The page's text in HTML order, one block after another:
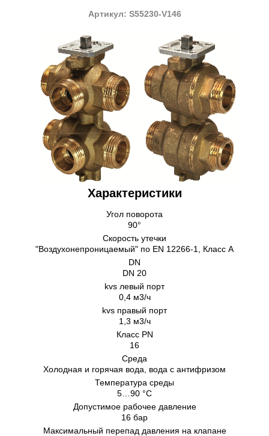
Артикул: S55230-V146
Характеристики
Угол поворота
90°
Скорость утечки
"Воздухонепроницаемый" по EN 12266-1, Класс А
DN
DN 20
kvs левый порт
0,4 м3/ч
kvs правый порт
1,3 м3/ч
Класс PN
16
Cреда
Холодная и горячая вода, вода с антифризом
Температура среды
5…90 °C
Допустимое рабочее давление
16 бар
Максимальный перепад давления на клапане